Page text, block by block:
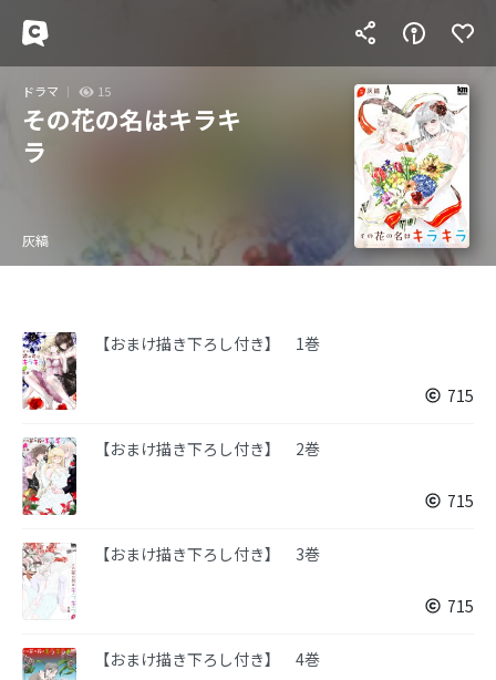
ドラマ 15
その花の名はキラキ
ラ
灰縞
【おまけ描き下ろし付き】 1巻
715
【おまけ描き下ろし付き】 2巻
715
【おまけ描き下ろし付き】 3巻
715
【おまけ描き下ろし付き】 4巻